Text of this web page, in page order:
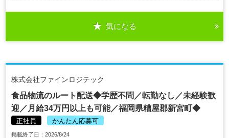
気になる
株式会社ファインロジテック
食品物流のルート配送◆学歴不問／転勤なし／未経験歓
迎／月給34万円以上も可能／福岡県糟屋郡新宮町◆
正社員 かんたん応募可
掲載終了日：2026/8/24